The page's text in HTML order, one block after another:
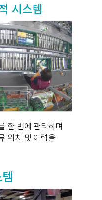
시스템
한 번에 관리하며
위치 및 이력을